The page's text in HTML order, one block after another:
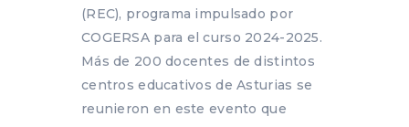
(REC), programa impulsado por
COGERSA para el curso 2024-2025.
Más de 200 docentes de distintos
centros educativos de Asturias se
reunieron en este evento que